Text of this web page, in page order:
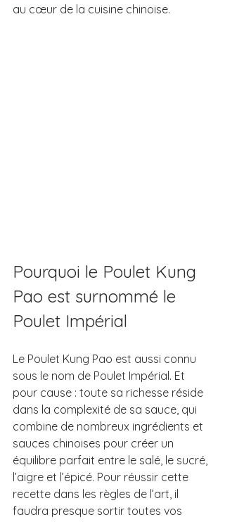
au cœur de la cuisine chinoise.
Pourquoi le Poulet Kung
Pao est surnommé le
Poulet Impérial
Le Poulet Kung Pao est aussi connu
sous le nom de Poulet Impérial. Et
pour cause : toute sa richesse réside
dans la complexité de sa sauce, qui
combine de nombreux ingrédients et
sauces chinoises pour créer un
équilibre parfait entre le salé, le sucré,
l’aigre et l’épicé. Pour réussir cette
recette dans les règles de l’art, il
faudra presque sortir toutes vos